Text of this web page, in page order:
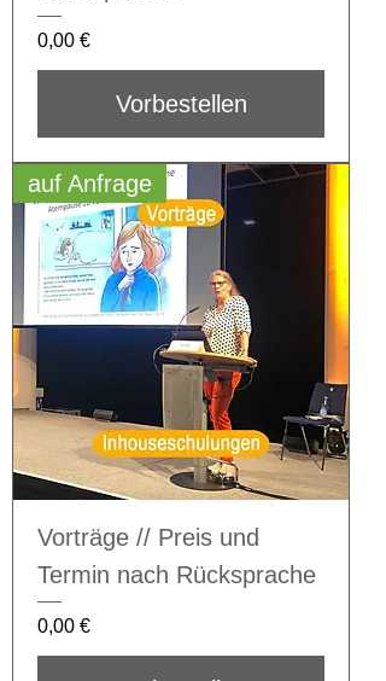
Preis
0,00 €
Vorbestellen
auf Anfrage
Vorträge // Preis und
Termin nach Rücksprache
Preis
0,00 €